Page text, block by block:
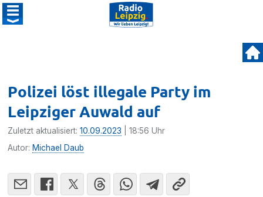
Polizei löst illegale Party im
Leipziger Auwald auf
Zuletzt aktualisiert:10.09.2023 | 18:56 Uhr
Autor: Michael Daub